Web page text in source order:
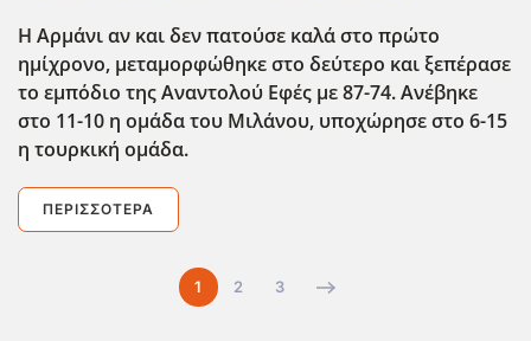
Η Αρμάνι αν και δεν πατούσε καλά στο πρώτο
ημίχρονο, μεταμορφώθηκε στο δεύτερο και ξεπέρασε
το εμπόδιο της Αναντολού Εφές με 87-74. Ανέβηκε
στο 11-10 η ομάδα του Μιλάνου, υποχώρησε στο 6-15
η τουρκική ομάδα.
ΠΕΡΙΣΣΌΤΕΡΑ
1 2 3